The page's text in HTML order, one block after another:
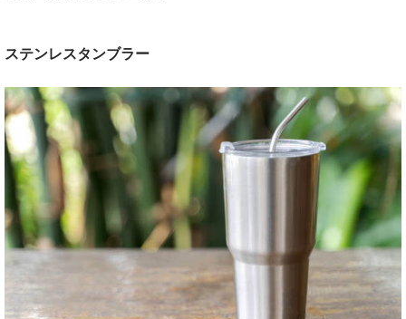
ステンレスタンブラー